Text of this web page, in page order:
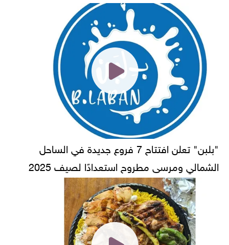
"بلبن" تعلن افتتاح 7 فروع جديدة في الساحل
الشمالي ومرسى مطروح استعدادًا لصيف 2025